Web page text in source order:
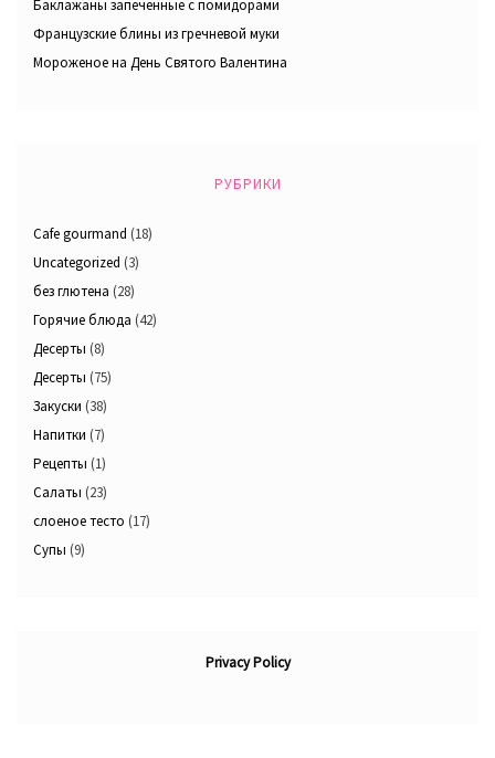
Баклажаны запеченные с помидорами
Французские блины из гречневой муки
Мороженое на День Святого Валентина
РУБРИКИ
Cafe gourmand (18)
Uncategorized (3)
без глютена (28)
Горячие блюда (42)
Десерты (8)
Десерты (75)
Закуски (38)
Напитки (7)
Рецепты (1)
Салаты (23)
слоеное тесто (17)
Супы (9)
Privacy Policy